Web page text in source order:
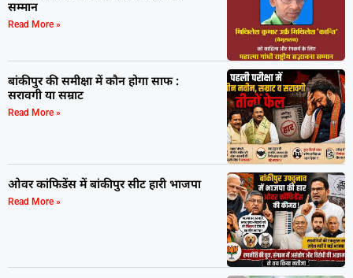
सम्मान
Read More »
बांकीपुर की समीक्षा में कौन होगा साफ :
सरावगी या सम्राट
Read More »
ओवर कांफिडेंस में बांकीपुर सीट हारी भाजपा
Read More »